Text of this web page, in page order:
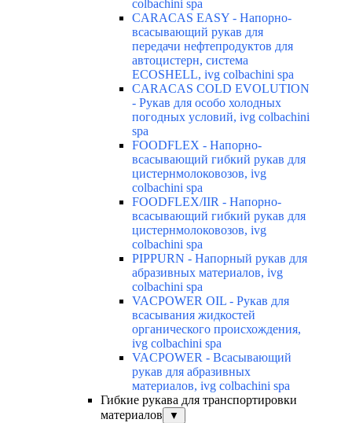
colbachini spa
CARACAS EASY - Напорно-
всасывающий рукав для
передачи нефтепродуктов для
автоцистерн, система
ECOSHELL, ivg colbachini spa
CARACAS COLD EVOLUTION
- Рукав для особо холодных
погодных условий, ivg colbachini
spa
FOODFLEX - Напорно-
всасывающий гибкий рукав для
цистернмолоковозов, ivg
colbachini spa
FOODFLEX/IIR - Напорно-
всасывающий гибкий рукав для
цистернмолоковозов, ivg
colbachini spa
PIPPURN - Напорный рукав для
абразивных материалов, ivg
colbachini spa
VACPOWER OIL - Рукав для
всасывания жидкостей
органического происхождения,
ivg colbachini spa
VACPOWER - Всасывающий
рукав для абразивных
материалов, ivg colbachini spa
Гибкие рукава для транспортировки
материалов
▼